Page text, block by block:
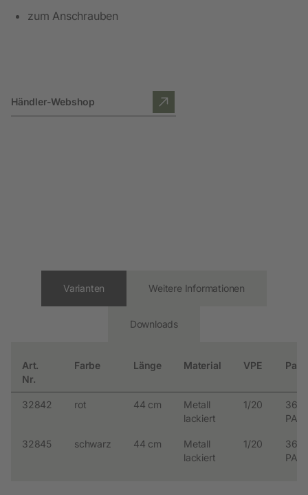
zum Anschrauben
Händler-Webshop
Varianten
Art.
Nr.
Farbe Länge Material VPE
32842 rot 44 cm
Metall
lackiert
1/20
360
PAL
32845 schwarz 44 cm
Metall
lackiert
1/20
360
PAL
Weitere Informationen
Downloads